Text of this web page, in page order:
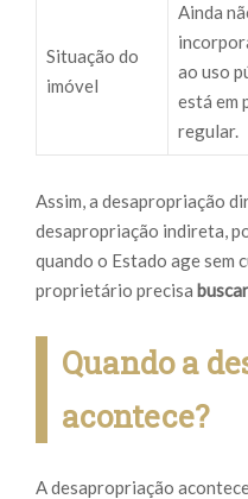
Situação do
imóvel
Ainda
ao uso
está em
regular.
Assim, a desapropriação
desapropriação indireta,
quando o Estado age sem
proprietário precisa
Quando a
acontece?
A desapropriação